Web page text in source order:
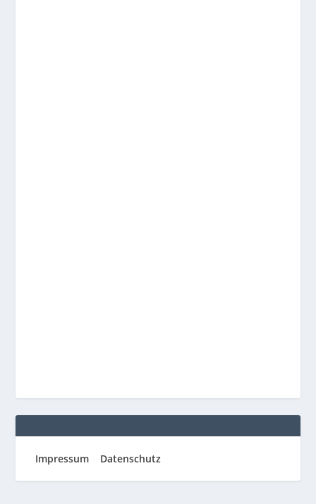
Impressum Datenschutz